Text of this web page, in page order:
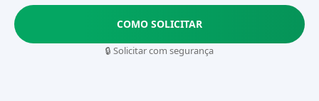
COMO SOLICITAR
🔒 Solicitar com segurança